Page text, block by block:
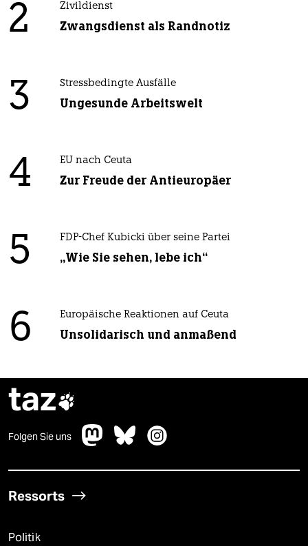
2 Zivildienst
Zwangsdienst als Randnotiz
3 Stressbedingte Ausfälle
Ungesunde Arbeitswelt
4 EU nach Ceuta
Zur Freude der Antieuropäer
5 FDP-Chef Kubicki über seine Partei
„Wie Sie sehen, lebe ich“
6 Europäische Reaktionen auf Ceuta
Unsolidarisch und anmaßend
taz
Folgen Sie uns
Ressorts
Politik